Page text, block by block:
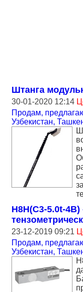
Штанга
30-01-2020 12:14
Продам,
Узбекистан,
H8H(C3-5.0t-
23-12-2019 09:21
Продам,
Узбекистан,